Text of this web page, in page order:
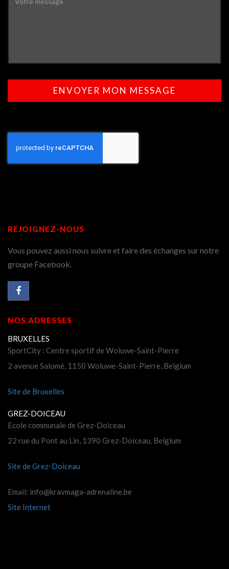
ENVOYER MON MESSAGE
REJOIGNEZ-NOUS
Vous pouvez aussi nous suivre et faire des échanges sur notre
groupe Facebook.
NOS ADRESSES
BRUXELLES
SportCity : Centre sportif de Woluwe-Saint-Pierre
2 avenue Salomé, 1150 Woluwe-Saint-Pierre, Belgium
Site de Bruxelles
GREZ-DOICEAU
Ecole communale de Grez-Doiceau
22 rue du Pont au Lin, 1390 Grez-Doiceau, Belgium
Site de Grez-Doiceau
Email: info@kravmaga-adrenaline.be
Site Internet